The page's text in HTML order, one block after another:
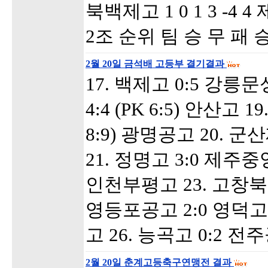
북백제고 1 0 1 3 -4 4
2조 순위 팀 승 무 패
2월 20일 금석배 고등부 결기결과
17. 백제고 0:5 강릉
4:4 (PK 6:5) 안산고
8:9) 광명공고 20. 군
21. 정명고 3:0 제주중
인천부평고 23. 고창
영등포공고 2:0 영덕
고 26. 능곡고 0:2 전
2월 20일 춘계고등축구연맹전 결과